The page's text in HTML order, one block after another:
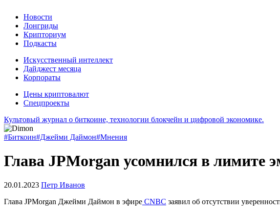
Новости
Лонгриды
Крипториум
Подкасты
Искусственный интеллект
Дайджест месяца
Корпораты
Цены криптовалют
Спецпроекты
Культовый журнал о биткоине, технологии блокчейн и цифровой экономике.
#Биткоин#Джейми Даймон#Мнения
Глава JPMorgan усомнился в лимите
20.01.2023 Петр Иванов
Глава JPMorgan Джейми Даймон в эфире CNBС заявил об отсутствии